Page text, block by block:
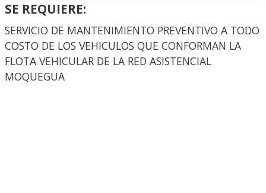
SE REQUIERE:
SERVICIO DE MANTENIMIENTO PREVENTIVO A TODO
COSTO DE LOS VEHICULOS QUE CONFORMAN LA
FLOTA VEHICULAR DE LA RED ASISTENCIAL
MOQUEGUA